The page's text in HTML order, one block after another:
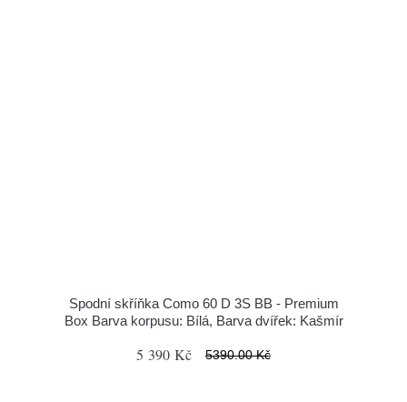
Spodní skříňka Como 60 D 3S BB - Premium
Box Barva korpusu: Bílá, Barva dvířek: Kašmír
5 390 Kč 5390.00 Kč